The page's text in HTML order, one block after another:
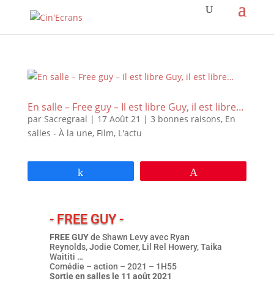
En salle – Free guy – Il est libre Guy, il est libre…
par Sacregraal | 17 Août 21 | 3 bonnes raisons, En
salles - À la une, Film, L'actu
- FREE GUY -
FREE GUYde Shawn Levy avec Ryan
Reynolds, Jodie Comer, Lil Rel Howery, Taika
Waititi …
Comédie – action – 2021 – 1H55
Sortie en salles le 11 août 2021